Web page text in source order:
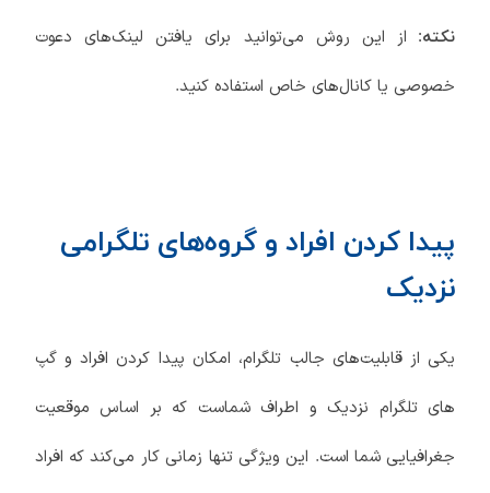
نکته: از این روش می‌توانید برای یافتن لینک‌های دعوت
خصوصی یا کانال‌های خاص استفاده کنید.
پیدا کردن افراد و گروه‌های تلگرامی
نزدیک
یکی از قابلیت‌های جالب تلگرام، امکان پیدا کردن افراد و گپ
های تلگرام نزدیک و اطراف شماست که بر اساس موقعیت
جغرافیایی شما است. این ویژگی تنها زمانی کار می‌کند که افراد